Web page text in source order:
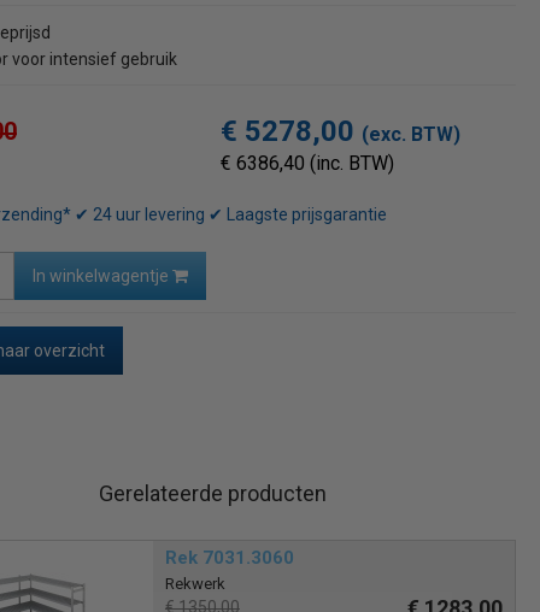
voor intensief gebruik
€ 5278,00 (exc. BTW)
€ 6386,40 (inc. BTW)
✔ 24 uur levering ✔ Laagste prijsgarantie
In winkelwagentje
overzicht
Gerelateerde producten
Rek 7031.3060
Rekwerk
€ 1350,00